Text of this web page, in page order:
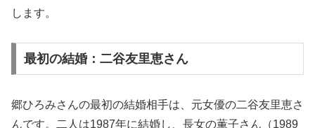
します。
最初の結婚：二谷友里恵さん
郷ひろみさんの最初の結婚相手は、元女優の二谷友里恵さ
んです。二人は1987年に結婚し、長女の薫子さん（1989